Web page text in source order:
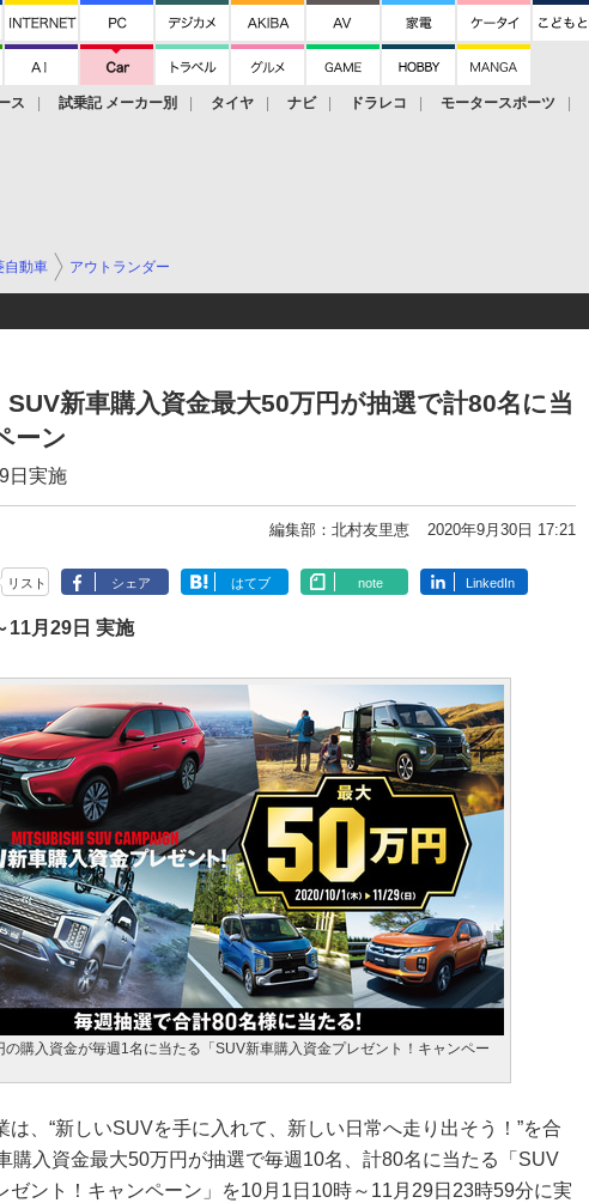
ス 試乗記 メーカー別 タイヤ ナビ ドラレコ モータースポーツ
自動車 アウトランダー
SUV新車購入資金最大50万円が抽選で計80名に当
ーン
日実施
編集部：北村友里恵 2020年9月30日 17:21
リスト シェア はてブ note LinkedIn
11月29日 実施
の購入資金が毎週1名に当たる「SUV新車購入資金プレゼント！キャンペー
、“新しいSUVを手に入れて、新しい日常へ走り出そう！”を合
購入資金最大50万円が抽選で毎週10名、計80名に当たる「SUV
ゼント！キャンペーン」を10月1日10時～11月29日23時59分に実